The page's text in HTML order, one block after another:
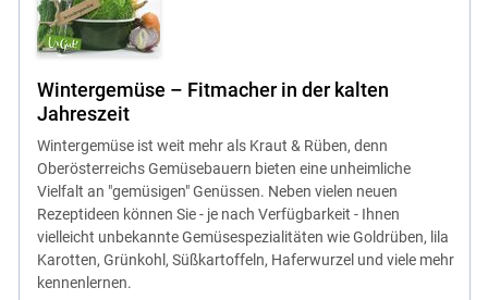
Wintergemüse – Fitmacher in der kalten
Jahreszeit
Wintergemüse ist weit mehr als Kraut & Rüben, denn
Oberösterreichs Gemüsebauern bieten eine unheimliche
Vielfalt an "gemüsigen" Genüssen. Neben vielen neuen
Rezeptideen können Sie - je nach Verfügbarkeit - Ihnen
vielleicht unbekannte Gemüsespezialitäten wie Goldrüben, lila
Karotten, Grünkohl, Süßkartoffeln, Haferwurzel und viele mehr
kennenlernen.